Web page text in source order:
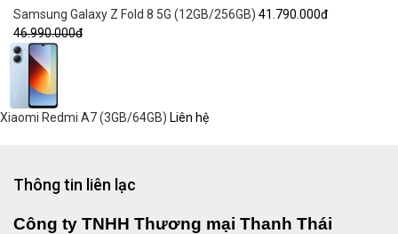
Samsung Galaxy Z Fold 8 5G (12GB/256GB) 41.790.000đ
46.990.000đ
Xiaomi Redmi A7 (3GB/64GB) Liên hệ
Thông tin liên lạc
Công ty TNHH Thương mại Thanh Thái